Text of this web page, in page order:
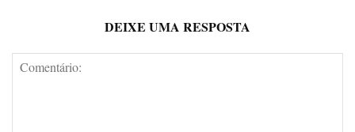
DEIXE UMA RESPOSTA